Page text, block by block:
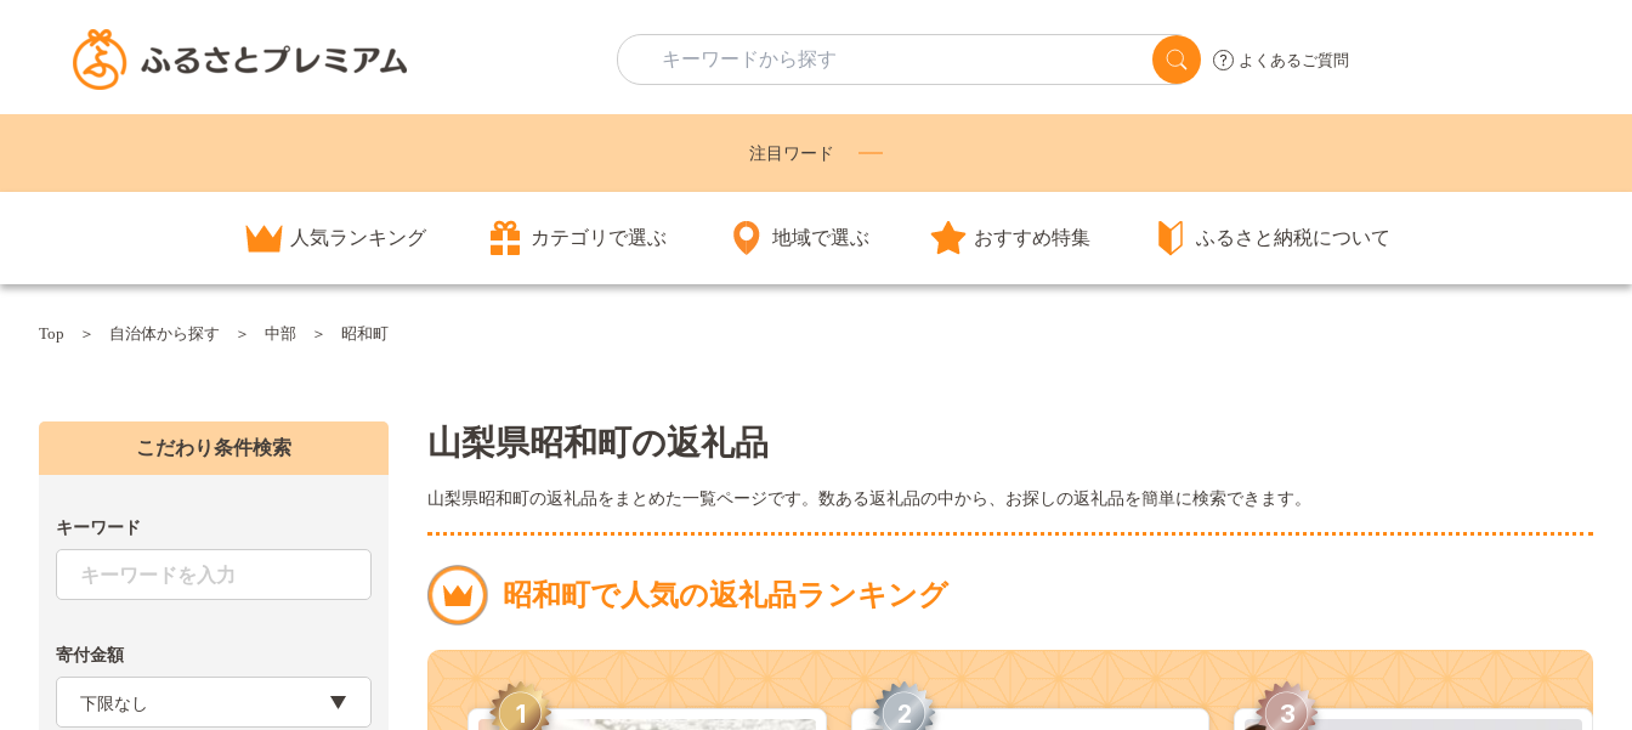
よくあるご質問
注目ワード
人気ランキング カテゴリで選ぶ 地域で選ぶ おすすめ特集 ふるさと納税について
Top 自治体から探す 中部 昭和町
こだわり条件検索
キーワード
寄付金額
山梨県昭和町の返礼品
山梨県昭和町の返礼品をまとめた一覧ページです。数ある返礼品の中から、お探しの返礼品を簡単に検索できます。
昭和町で人気の返礼品ランキング
1 2 3